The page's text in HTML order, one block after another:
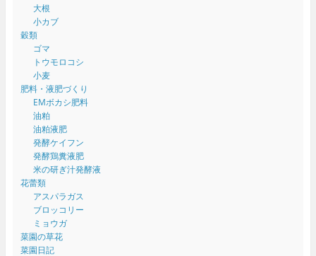
大根
小カブ
穀類
ゴマ
トウモロコシ
小麦
肥料・液肥づくり
EMボカシ肥料
油粕
油粕液肥
発酵ケイフン
発酵鶏糞液肥
米の研ぎ汁発酵液
花蕾類
アスパラガス
ブロッコリー
ミョウガ
菜園の草花
菜園日記